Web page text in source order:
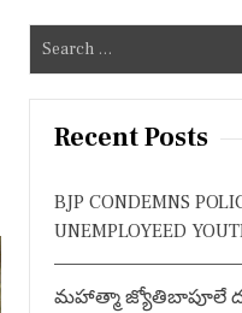
e
a
Recent Posts
BJP CONDEMNS
UNEMPLOYEED
మహాత్మా జ్యోతిబాపూలే